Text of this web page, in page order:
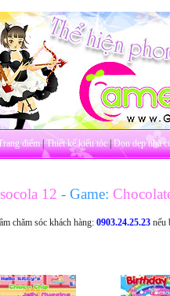
điểm|Thiết kế kiểu tóc|Dọn dẹp nhà
12 - Game:
chăm sóc khách hàng: 0903.24.25.23nếu